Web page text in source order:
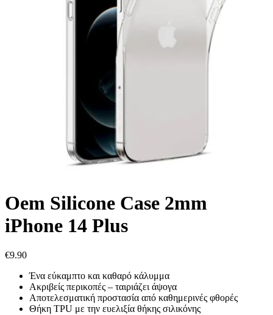
Oem Silicone Case 2mm
iPhone 14 Plus
€9.90
Ένα εύκαμπτο και καθαρό κάλυμμα
Ακριβείς περικοπές – ταιριάζει άψογα
Αποτελεσματική προστασία από καθημερινές φθορές
Θήκη TPU με την ευελιξία θήκης σιλικόνης